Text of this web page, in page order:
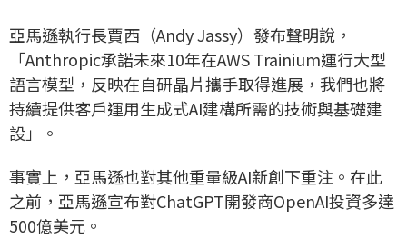
亞馬遜執行長賈西（Andy Jassy）發布聲明說，
「Anthropic承諾未來10年在AWS Trainium運行大型
語言模型，反映在自研晶片攜手取得進展，我們也將
持續提供客戶運用生成式AI建構所需的技術與基礎建
設」。
事實上，亞馬遜也對其他重量級AI新創下重注。在此
之前，亞馬遜宣布對ChatGPT開發商OpenAI投資多達
500億美元。